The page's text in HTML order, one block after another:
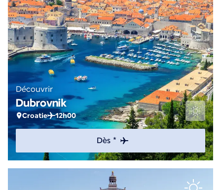
Découvrir
Dubrovnik
Croatie 12h00
Dès *